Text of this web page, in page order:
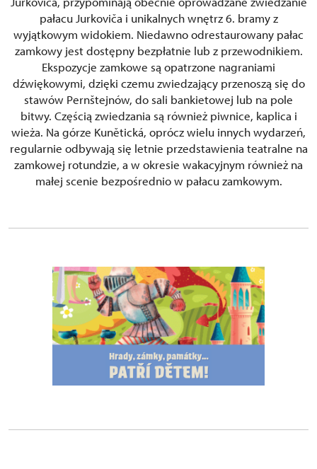
pałacu Jurkoviča i unikalnych wnętrz 6. bramy z
wyjątkowym widokiem. Niedawno odrestaurowany pałac
zamkowy jest dostępny bezpłatnie lub z przewodnikiem.
Ekspozycje zamkowe są opatrzone nagraniami
dźwiękowymi, dzięki czemu zwiedzający przenoszą się do
stawów Pernštejnów, do sali bankietowej lub na pole
bitwy. Częścią zwiedzania są również piwnice, kaplica i
wieża. Na górze Kunětická, oprócz wielu innych wydarzeń,
regularnie odbywają się letnie przedstawienia teatralne na
zamkowej rotundzie, a w okresie wakacyjnym również na
małej scenie bezpośrednio w pałacu zamkowym.